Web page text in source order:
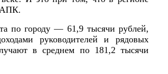
АПК.
по городу — 61,9 тысячи рублей,
руководителей и рядовых
в среднем по 181,2 тысячи